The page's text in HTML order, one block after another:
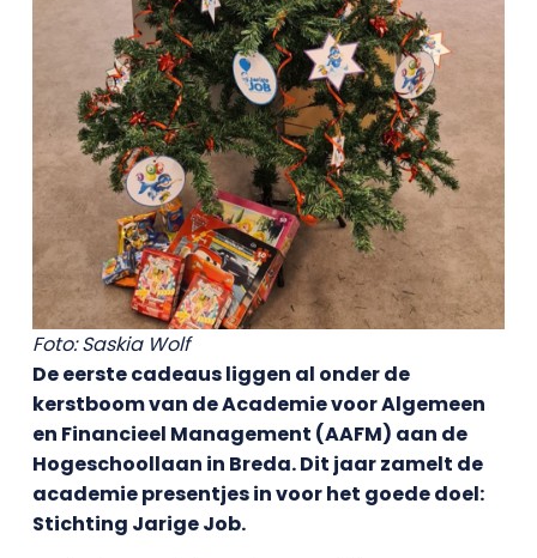
Foto: Saskia Wolf
De eerste cadeaus liggen al onder de
kerstboom van de Academie voor Algemeen
en Financieel Management (AAFM) aan de
Hogeschoollaan in Breda. Dit jaar zamelt de
academie presentjes in voor het goede doel:
Stichting Jarige Job.